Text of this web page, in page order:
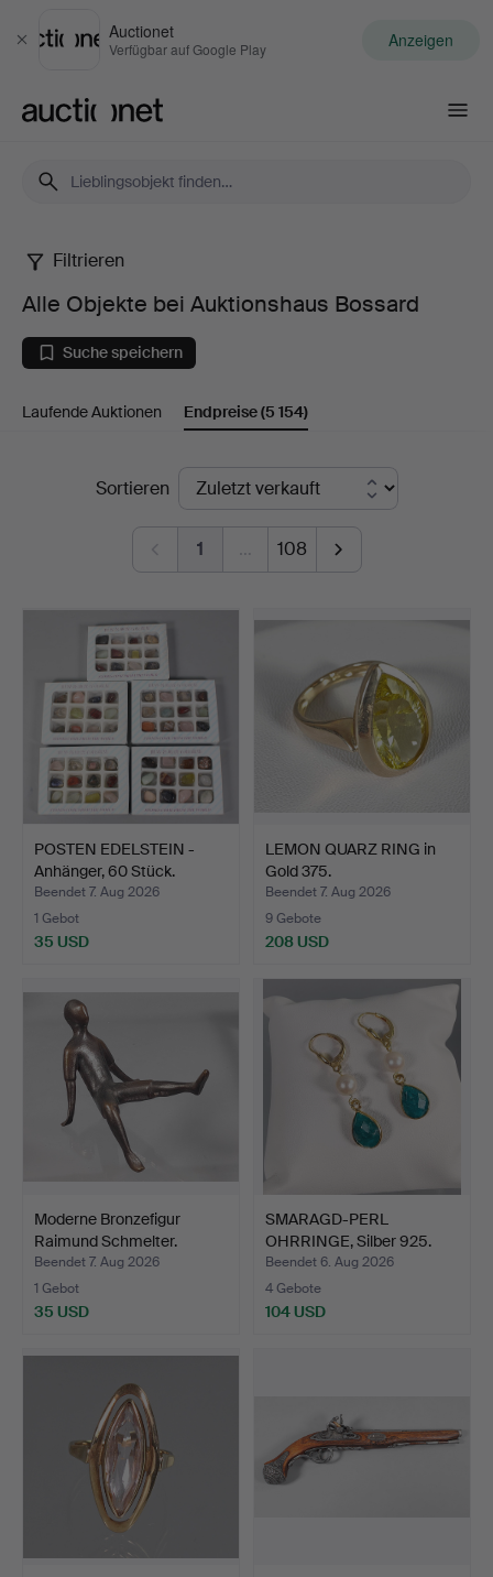
Schließen
Auctionet
Verfügbar auf Google Play Anzeigen
Alle
Objekte
bei
Auktionshaus
Bossard
Filtrieren
Alle Objekte bei Auktionshaus Bossard
Suche speichern
Laufende Auktionen Endpreise(5 154)
EndpreiseSortieren
1 … 108
POSTEN EDELSTEIN -
Anhänger, 60 Stück.
Beendet 7. Aug 2026
1 Gebot
35 USD
LEMON QUARZ RING in
Gold 375.
Beendet 7. Aug 2026
9 Gebote
208 USD
Moderne Bronzefigur
Raimund Schmelter.
Beendet 7. Aug 2026
1 Gebot
35 USD
SMARAGD-PERL
OHRRINGE, Silber 925.
Beendet 6. Aug 2026
4 Gebote
104 USD